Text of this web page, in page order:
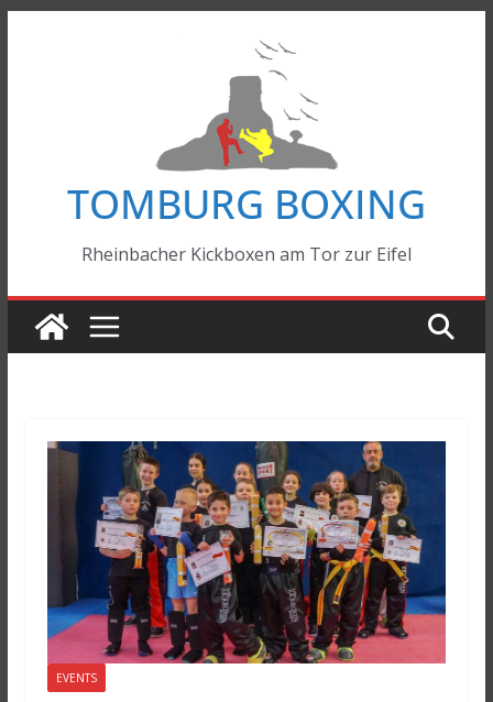
TOMBURG BOXING
Rheinbacher Kickboxen am Tor zur Eifel
EVENTS